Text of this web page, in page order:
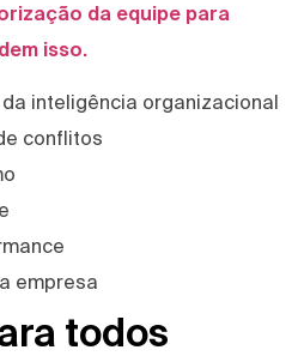
da equipe para
isso.
inteligência organizacional
conflitos
empresa
todos